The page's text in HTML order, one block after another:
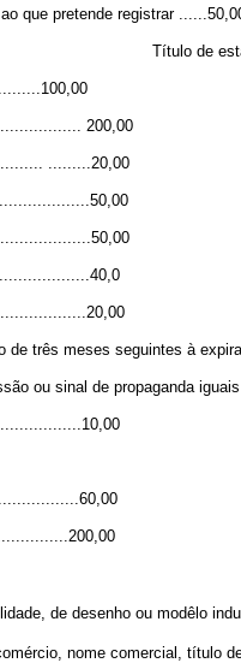
que pretende registrar
Título de
200,00
.........20,00
de três meses seguintes à
ou sinal de propaganda
de desenho ou modêlo
nome comercial, título